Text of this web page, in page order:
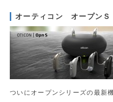
オーティコン オープンＳ
ついにオープンシリーズの最新